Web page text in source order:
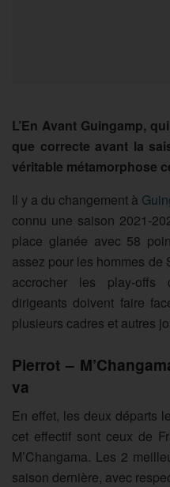
L’En Avant Guingamp,
que correcte avant la
véritable métamorphose
Il y a du changement à
connu une saison 2021-
place glanée avec 58
assez pour les hommes de
accrocher les play-offs
dirigeants doivent faire
plusieurs cadres et autres
Pierrot –
va
En effet, les deux départs
cet effectif sont ceux de
M’Changama. Les 2
saison dernière, avec